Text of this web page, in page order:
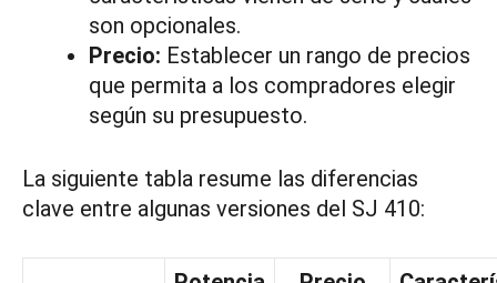
son opcionales.
Precio: Establecer un rango de precios
que permita a los compradores elegir
según su presupuesto.
La siguiente tabla resume las diferencias
clave entre algunas versiones del SJ 410: